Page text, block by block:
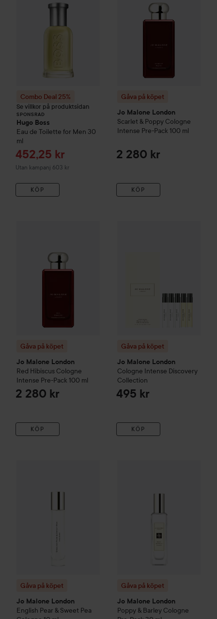
Combo Deal 25%
Se villkor på produktsidan
SPONSRAD
Hugo Boss
Eau de Toilette for Men 30
ml
Reapris
452,25 kr
Utan kampanj 603 kr
KÖP
Gåva på köpet
Jo Malone London
Scarlet & Poppy Cologne
Intense Pre-Pack 100 ml
2 280 kr
KÖP
Gåva på köpet
Jo Malone London
Red Hibiscus Cologne
Intense Pre-Pack 100 ml
2 280 kr
KÖP
Gåva på köpet
Jo Malone London
Cologne Intense Discovery
Collection
495 kr
KÖP
Gåva på köpet
Jo Malone London
English Pear & Sweet Pea
Gåva på köpet
Jo Malone London
Poppy & Barley Cologne